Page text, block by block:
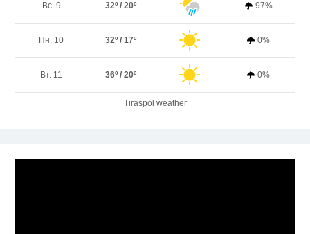
Вс. 9 32º / 20º 97%
Пн. 10 32º / 17º 0%
Вт. 11 36º / 20º 0%
Tiraspol weather